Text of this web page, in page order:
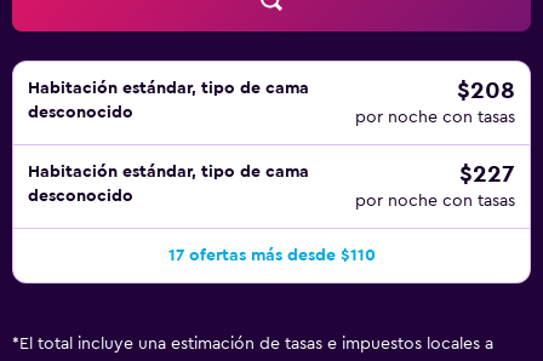
Habitación estándar, tipo de cama
desconocido
$208
por noche con tasas
Habitación estándar, tipo de cama
desconocido
$227
por noche con tasas
17 ofertas más desde $110
* El total incluye una estimación de tasas e impuestos locales a